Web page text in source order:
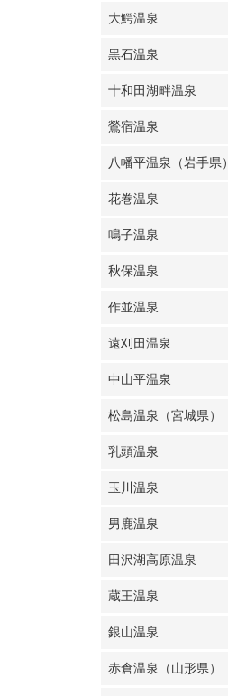
大鰐温泉
黒石温泉
十和田湖畔温泉
鶯宿温泉
八幡平温泉（岩手県）
花巻温泉
鳴子温泉
秋保温泉
作並温泉
遠刈田温泉
中山平温泉
松島温泉（宮城県）
乳頭温泉
玉川温泉
男鹿温泉
田沢湖高原温泉
蔵王温泉
銀山温泉
赤倉温泉（山形県）